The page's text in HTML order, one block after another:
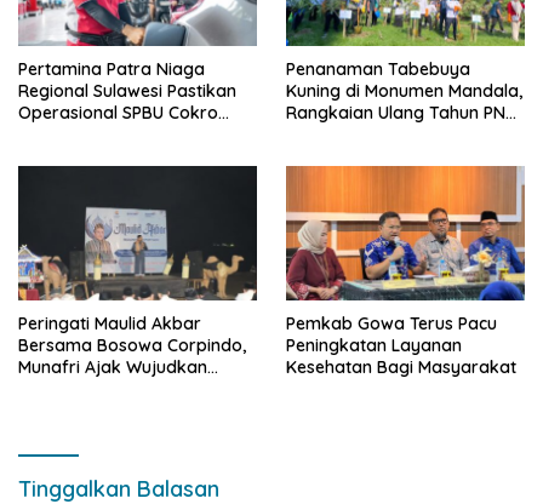
Pertamina Patra Niaga
Regional Sulawesi Pastikan
Operasional SPBU Cokro
Penanaman Tabebuya
Kuning di Monumen Mandala,
Rangkaian Ulang Tahun PNM
Peringati Maulid Akbar
Bersama Bosowa Corpindo,
Munafri Ajak Wujudkan
Pemkab Gowa Terus Pacu
Peningkatan Layanan
Kesehatan Bagi Masyarakat
Tinggalkan Balasan